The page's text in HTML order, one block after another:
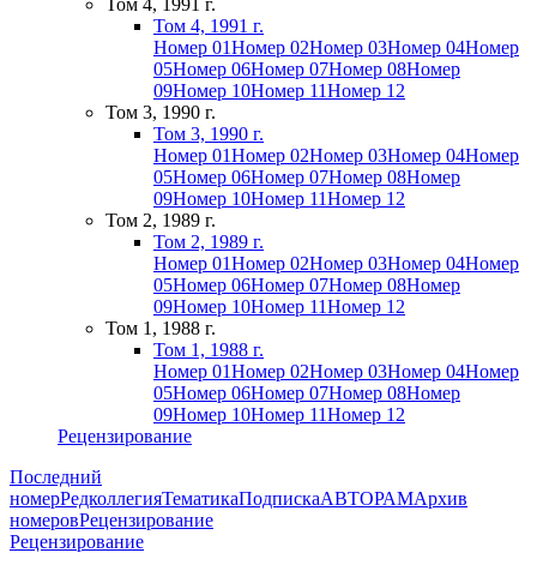
Том 4, 1991 г.
Том 4, 1991 г.
Номер 01Номер 02Номер 03Номер 04Номер
05Номер 06Номер 07Номер 08Номер
09Номер 10Номер 11Номер 12
Том 3, 1990 г.
Том 3, 1990 г.
Номер 01Номер 02Номер 03Номер 04Номер
05Номер 06Номер 07Номер 08Номер
09Номер 10Номер 11Номер 12
Том 2, 1989 г.
Том 2, 1989 г.
Номер 01Номер 02Номер 03Номер 04Номер
05Номер 06Номер 07Номер 08Номер
09Номер 10Номер 11Номер 12
Том 1, 1988 г.
Том 1, 1988 г.
Номер 01Номер 02Номер 03Номер 04Номер
05Номер 06Номер 07Номер 08Номер
09Номер 10Номер 11Номер 12
Рецензирование
Последний
номерРедколлегияТематикаПодпискаАВТОРАМАрхив
номеровРецензирование
Рецензирование